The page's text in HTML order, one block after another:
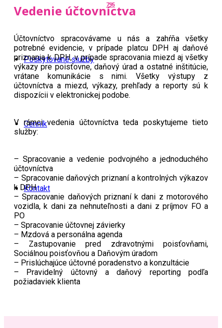
795
Poskytované služby
Cenník
Kontakt
Vedenie účtovníctva
Účtovníctvo spracovávame u nás a zahŕňa všetky
potrebné evidencie, v prípade platcu DPH aj daňové
priznania k DPH, v prípade spracovania miezd aj všetky
výkazy pre poisťovne, daňový úrad a ostatné inštitúcie,
vrátane komunikácie s nimi. Všetky výstupy z
účtovníctva a miezd, výkazy, prehľady a reporty sú k
dispozícii v elektronickej podobe.
V rámci vedenia účtovníctva teda poskytujeme tieto
služby:
– Spracovanie a vedenie podvojného a jednoduchého
účtovníctva
– Spracovanie daňových priznaní a kontrolných výkazov
k DPH
– Spracovanie daňových priznaní k dani z motorového
vozidla, k dani za nehnuteľnosti a dani z príjmov FO a
PO
– Spracovanie účtovnej závierky
– Mzdová a personálna agenda
– Zastupovanie pred zdravotnými poisťovňami,
Sociálnou poisťovňou a Daňovým úradom
– Prislúchajúce účtovné poradenstvo a konzultácie
– Pravidelný účtovný a daňový reporting podľa
požiadaviek klienta